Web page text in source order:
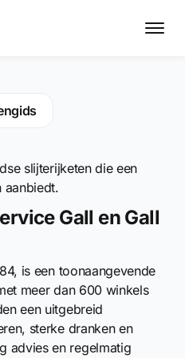
slijterijketen die een
aanbiedt.
Gall en Gall
is een toonaangevende
meer dan 600 winkels
een uitgebreid
sterke dranken en
advies en regelmatig